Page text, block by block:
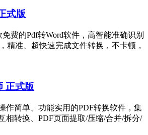
式版
费的Pdf转Word软件，高智能准确识别
精准、超快速完成文件转换，不卡顿，
正式版
作简单、功能实用的PDF转换软件，集
相转换、PDF页面提取/压缩/合并/拆分/